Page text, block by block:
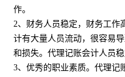
作。
2、财务人员稳定，财务工作
计有大量人员流动，很容易
和损失。代理记账会计人员稳
3、优秀的职业素质。代理记